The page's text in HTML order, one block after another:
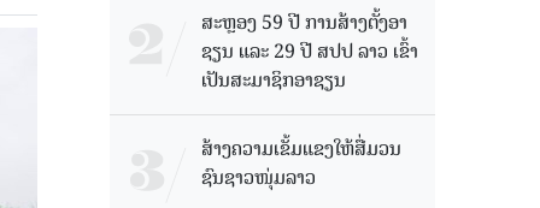
ສະຫຼອງ 59 ປີ ການສ້າງຕັ້ງອາ
ຊຽນ ແລະ 29 ປີ ສປປ ລາວ ເຂົ້າ
ເປັນສະມາຊິກອາຊຽນ
ສ້າງຄວາມເຂັ້ມແຂງໃຫ້ສື່ມວນ
ຊົນຊາວໜຸ່ມລາວ